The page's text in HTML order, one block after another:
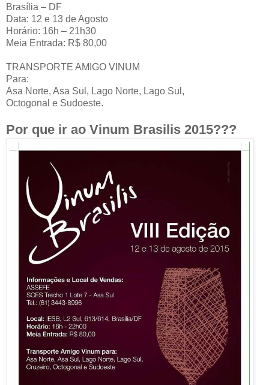
Brasília – DF
Data: 12 e 13 de Agosto
Horário: 16h – 21h30
Meia Entrada: R$ 80,00
TRANSPORTE AMIGO VINUM
Para:
Asa Norte, Asa Sul, Lago Norte, Lago Sul,
Octogonal e Sudoeste.
Por que ir ao Vinum Brasilis 2015???